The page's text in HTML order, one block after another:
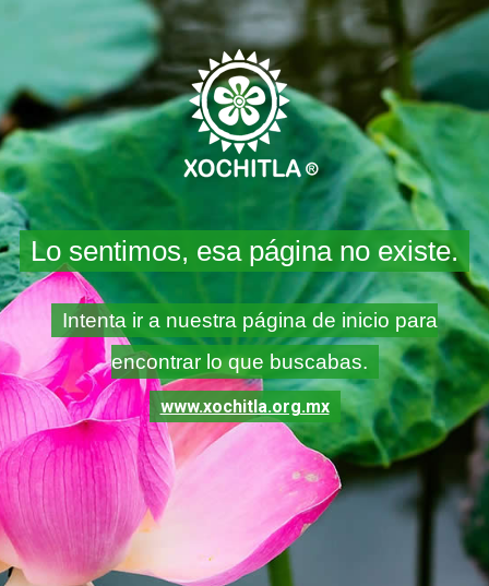
Lo sentimos, esa página no existe.
Intenta ir a nuestra página de inicio para
encontrar lo que buscabas.
www.xochitla.org.mx